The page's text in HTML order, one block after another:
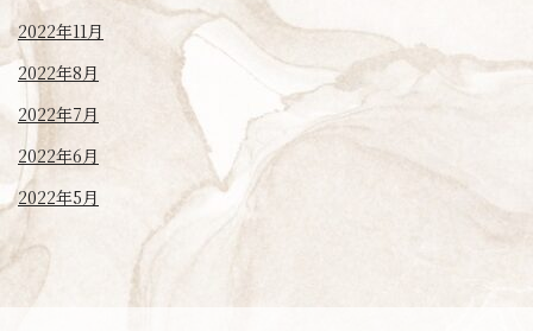
2022年11月
2022年8月
2022年7月
2022年6月
2022年5月